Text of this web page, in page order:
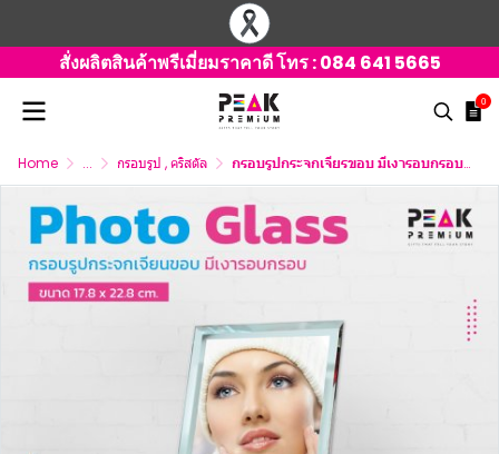
สั่งผลิตสินค้าพรีเมี่ยมราคาดี โทร :084 641 5665
0
Home ... กรอบรูป , คริสตัล กรอบรูปกระจกเจียรขอบ มีเงารอบกรอบ 17.8 x 22.8 ซม.